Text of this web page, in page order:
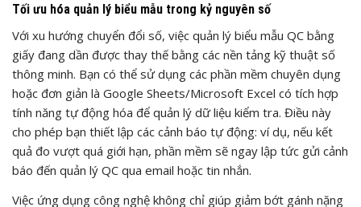
Tối ưu hóa quản lý biểu mẫu trong kỷ nguyên số
Với xu hướng chuyển đổi số, việc quản lý biểu mẫu QC bằng
giấy đang dần được thay thế bằng các nền tảng kỹ thuật số
thông minh. Bạn có thể sử dụng các phần mềm chuyên dụng
hoặc đơn giản là Google Sheets/Microsoft Excel có tích hợp
tính năng tự động hóa để quản lý dữ liệu kiểm tra. Điều này
cho phép bạn thiết lập các cảnh báo tự động: ví dụ, nếu kết
quả đo vượt quá giới hạn, phần mềm sẽ ngay lập tức gửi cảnh
báo đến quản lý QC qua email hoặc tin nhắn.
Việc ứng dụng công nghệ không chỉ giúp giảm bớt gánh nặng